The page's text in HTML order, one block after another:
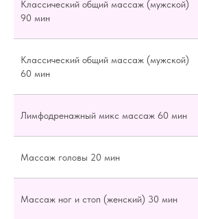
Классический общий массаж (мужской)
90 мин
Классический общий массаж (мужской)
60 мин
Лимфодренажный микс массаж 60 мин
Массаж головы 20 мин
Массаж ног и стоп (женский) 30 мин